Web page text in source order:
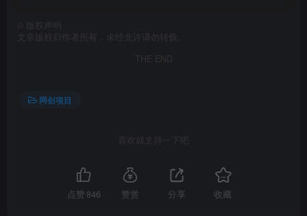
版权声明
文章版权归作者所有，未经允许请勿转载。
THE END
网创项目
喜欢就支持一下吧
点赞 846 赞赏 分享 收藏